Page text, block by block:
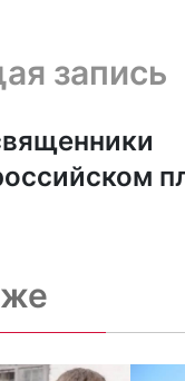
следующая запись
запись